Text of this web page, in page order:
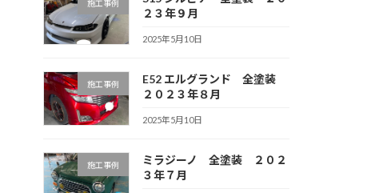
施工事例
２３年９月
2025年5月10日
施工事例
E52 エルグランド 全塗装
２０２３年８月
2025年5月10日
施工事例
ミラジーノ 全塗装 ２０２
３年７月